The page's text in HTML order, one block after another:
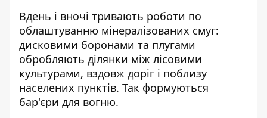
Вдень і вночі тривають роботи по
облаштуванню мінералізованих смуг:
дисковими боронами та плугами
обробляють ділянки між лісовими
культурами, вздовж доріг і поблизу
населених пунктів. Так формуються
бар'єри для вогню.